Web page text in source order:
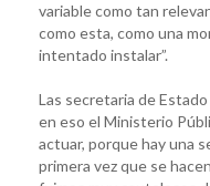
variable como tan
como esta, como una
intentado instalar”.
Las secretaria de
en eso el Ministerio
actuar, porque hay una
primera vez que se